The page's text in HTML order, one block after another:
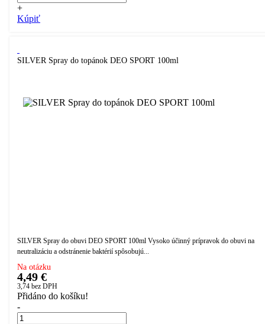
+
Kúpiť
SILVER Spray do topánok DEO SPORT 100ml
SILVER Spray do obuvi DEO SPORT 100ml Vysoko účinný prípravok do obuvi na
neutralizáciu a odstránenie baktérií spôsobujú...
Na otázku
4,49 €
3,74 bez DPH
Přidáno do košíku!
-